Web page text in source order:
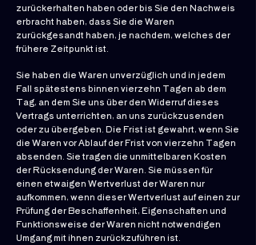
zurückerhalten haben oder bis Sie den Nachweis
erbracht haben, dass Sie die Waren
zurückgesandt haben, je nachdem, welches der
frühere Zeitpunkt ist.
Sie haben die Waren unverzüglich und in jedem
Fall spätestens binnen vierzehn Tagen ab dem
Tag, an dem Sie uns über den Widerruf dieses
Vertrags unterrichten, an uns zurückzusenden
oder zu übergeben. Die Frist ist gewahrt, wenn Sie
die Waren vor Ablauf der Frist von vierzehn Tagen
absenden. Sie tragen die unmittelbaren Kosten
der Rücksendung der Waren. Sie müssen für
einen etwaigen Wertverlust der Waren nur
aufkommen, wenn dieser Wertverlust auf einen zur
Prüfung der Beschaffenheit, Eigenschaften und
Funktionsweise der Waren nicht notwendigen
Umgang mit ihnen zurückzuführen ist.